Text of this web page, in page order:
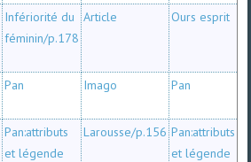
Infériorité du
féminin/p.178
Article Ours esprit
Pan Imago Pan
Pan:attributs
et légende
Larousse/p.156 Pan:attributs
et légende